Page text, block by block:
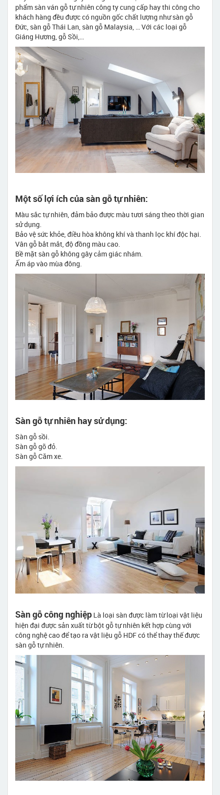
phẩm sàn ván gỗ tự nhiên công ty cung cấp hay thi công cho
khách hàng đều được có nguồn gốc chất lượng như sàn gỗ
Đức, sàn gỗ Thái Lan, sàn gỗ Malaysia, … Với các loại gỗ
Giáng Hương, gỗ Sồi,…
Một số lợi ích của sàn gỗ tự nhiên:
Màu sắc tự nhiên, đảm bảo được màu tươi sáng theo thời gian
sử dụng.
Bảo vệ sức khỏe, điều hòa không khí và thanh lọc khí độc hại.
Vân gỗ bắt mắt, độ đồng màu cao.
Bề mặt sàn gỗ không gây cảm giác nhám.
Ấm áp vào mùa đông.
Sàn gỗ tự nhiên hay sử dụng:
Sàn gỗ sồi.
Sàn gỗ gõ đỏ.
Sàn gỗ Căm xe.
Sàn gỗ công nghiệp Là loại sàn được làm từ loại vật liệu
hiện đại được sản xuất từ bột gỗ tự nhiên kết hợp cùng với
công nghệ cao để tạo ra vật liệu gỗ HDF có thể thay thế được
sàn gỗ tự nhiên.